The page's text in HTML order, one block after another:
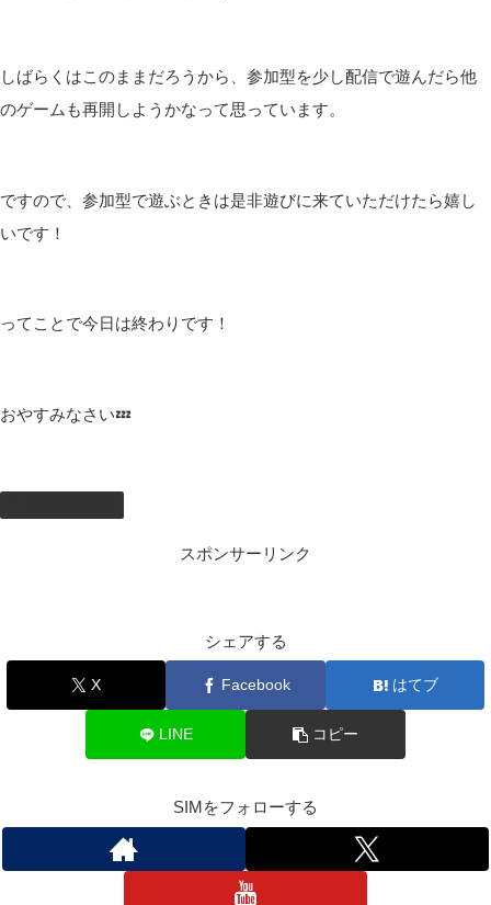
しばらくはこのままだろうから、参加型を少し配信で遊んだら他
のゲームも再開しようかなって思っています。
ですので、参加型で遊ぶときは是非遊びに来ていただけたら嬉し
いです！
ってことで今日は終わりです！
おやすみなさい💤
スポンサーリンク
シェアする
X Facebook はてブ
LINE コピー
SIMをフォローする